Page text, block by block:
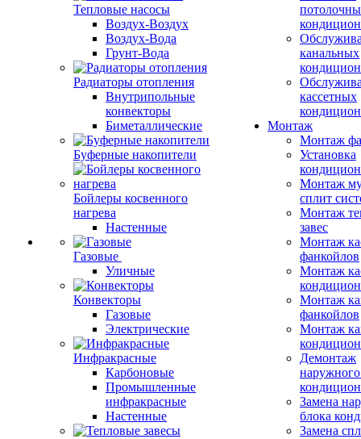
Тепловые насосы
Воздух-Воздух
Воздух-Вода
Грунт-Вода
Радиаторы отопления
Внутрипольные
конвекторы
Биметаллические
Буферные накопители
Бойлеры косвенного
нагрева
Настенные
Газовые
Уличные
Конвекторы
Газовые
Электрические
Инфракрасные
Карбоновые
Промышленные
инфракрасные
Настенные
канальных
кассетных
Монтаж
Монтаж
Установка
Монтаж
сплит
Монтаж
завес
Монтаж
фанкойлов
Монтаж
Монтаж
фанкойлов
Монтаж
Демонтаж
Замена
блока
Замена